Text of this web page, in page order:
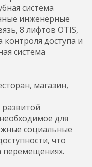
система
инженерные
8 лифтов OTIS,
контроля доступа и
система
магазин,
развитой
для
социальные
что
перемещениях.